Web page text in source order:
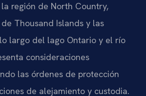
región de North Country,
Thousand Islands y las
largo del lago Ontario y el río
consideraciones
las órdenes de protección
de alejamiento y custodia.